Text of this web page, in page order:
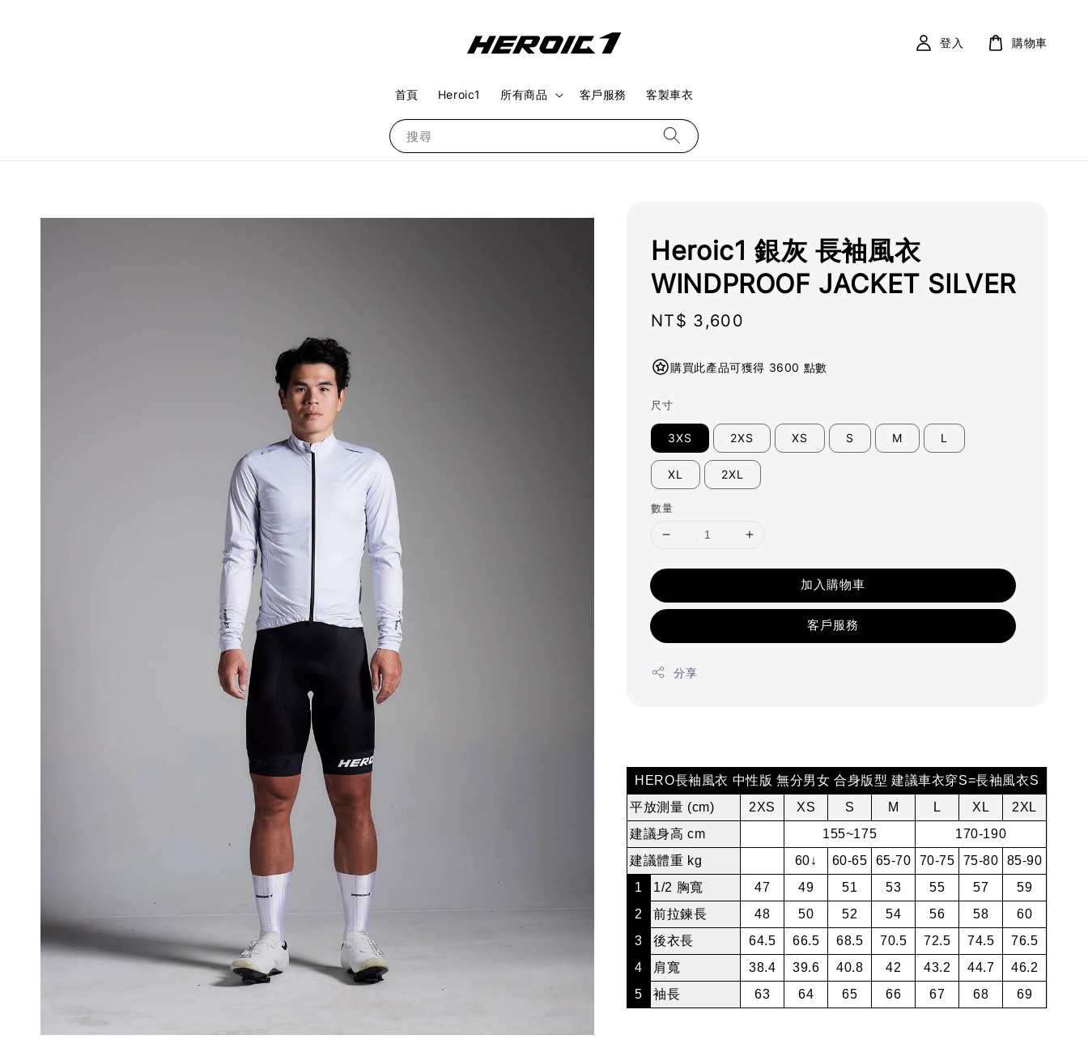
搜尋
首頁 Heroic1 所有商品 客戶服務 客製車衣
登入 購物車
Heroic1 銀灰 長袖風衣
WINDPROOF JACKET SILVER
Regular
NT$ 3,600
購買此產品可獲得 3600 點數
尺寸
3XS 2XS XS S M L
XL 2XL
數量
加入購物車
客戶服務
分享
HERO長袖風衣 中性版 無分男女 合身版型 建議車衣穿S=長袖風衣S
平放測量 (cm) 2XS XS S M L XL
2XL
建議身高 cm
155~175
170-190
建議體重 kg
60↓ 60-65 65-70 70-75 75-80
85-90
1
1/2 胸寬 47 49 51 53 55 57
59
2
前拉鍊長 48 50 52 54 56 58
60
3
後衣長 64.5 66.5 68.5 70.5 72.5 74.5
76.5
4
肩寬 38.4 39.6 40.8 42 43.2 44.7
46.2
5
袖長 63 64 65 66 67 68 69